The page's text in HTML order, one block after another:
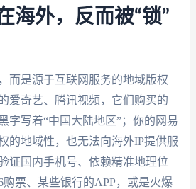
海外，反而被“锁”
而是源于互联网服务的地域版权
爱奇艺、腾讯视频，它们购买的
字写着“中国大陆地区”；你的网易
的地域性，也无法向海外IP提供服
证国内手机号、依赖精准地理位
购票、某些银行的APP，或是火爆